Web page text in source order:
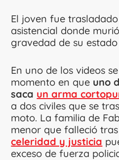
El joven fue
asistencial donde
gravedad de su
En uno de los videos
momento en que uno
saca un arma
a dos civiles que se
moto. La familia de
menor que falleció tras
celeridad y justicia
exceso de fuerza